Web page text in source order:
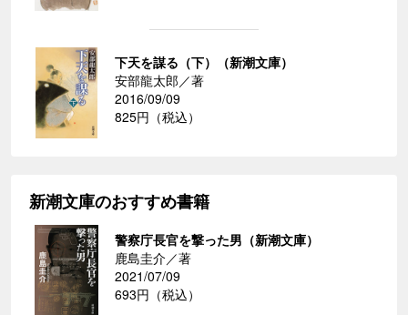
下天を謀る（下）（新潮文庫）
安部龍太郎／著
2016/09/09
825円（税込）
新潮文庫のおすすめ書籍
警察庁長官を撃った男（新潮文庫）
鹿島圭介／著
2021/07/09
693円（税込）